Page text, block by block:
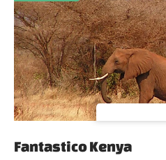
Fantastico Kenya